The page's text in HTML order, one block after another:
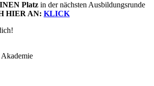
Platz in der nächsten Ausbildungsrunde
HIER AN: KLICK